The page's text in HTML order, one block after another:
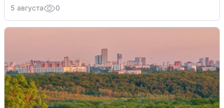
5 августа 0